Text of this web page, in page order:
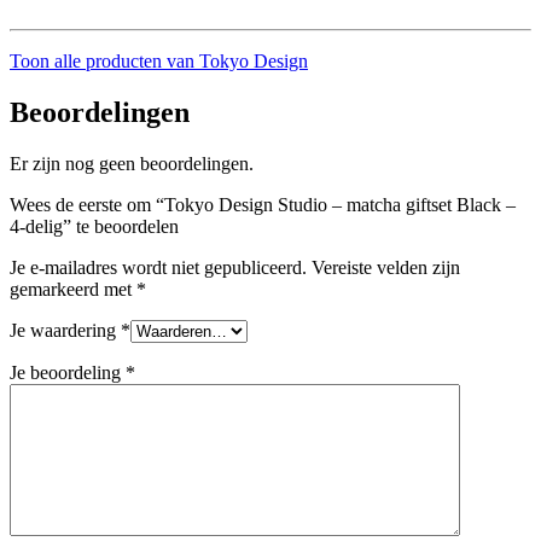
Toon alle producten van Tokyo Design
Beoordelingen
Er zijn nog geen beoordelingen.
Wees de eerste om “Tokyo Design Studio – matcha giftset Black –
4-delig” te beoordelen
Je e-mailadres wordt niet gepubliceerd. Vereiste velden zijn
gemarkeerd met *
Je waardering *
Je beoordeling *